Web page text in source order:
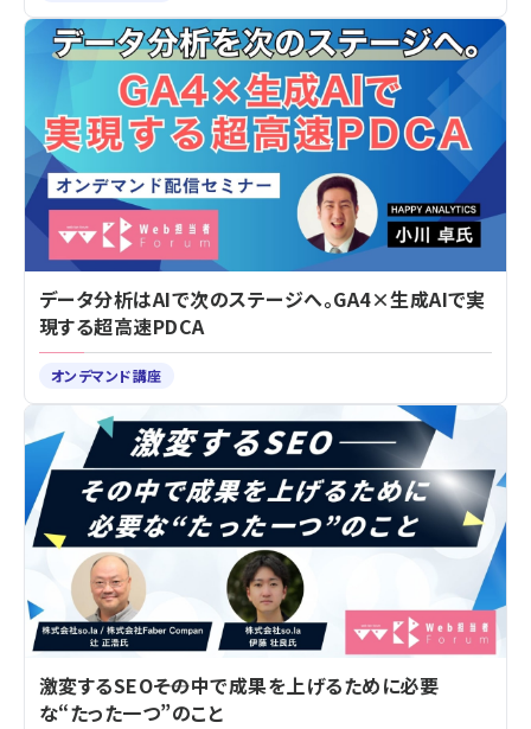
データ分析はAIで次のステージへ。GA4×生成AIで実
現する超高速PDCA
オンデマンド講座
激変するSEO――その中で成果を上げるために必要
な“たった一つ”のこと